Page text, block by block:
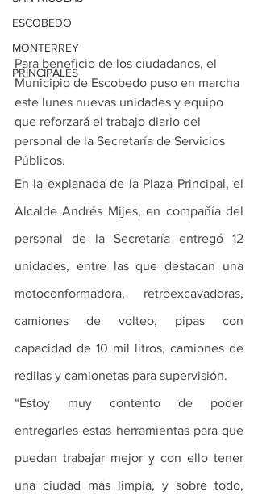
ESCOBEDO
MONTERREY
PRINCIPALES
Para beneficio de los ciudadanos, el
Municipio de Escobedo puso en marcha
este lunes nuevas unidades y equipo
que reforzará el trabajo diario del
personal de la Secretaría de Servicios
Públicos.
En la explanada de la Plaza Principal, el
Alcalde Andrés Mijes, en compañía del
personal de la Secretaría entregó 12
unidades, entre las que destacan una
motoconformadora, retroexcavadoras,
camiones de volteo, pipas con
capacidad de 10 mil litros, camiones de
redilas y camionetas para supervisión.
“Estoy muy contento de poder
entregarles estas herramientas para que
puedan trabajar mejor y con ello tener
una ciudad más limpia, y sobre todo,